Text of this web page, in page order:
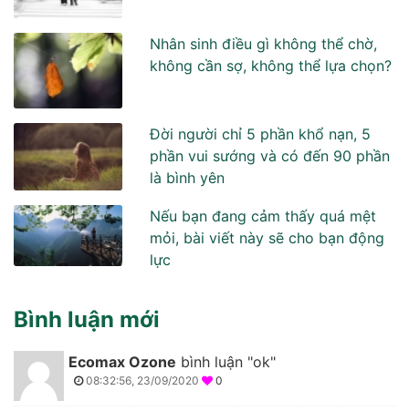
Nhân sinh điều gì không thể chờ,
không cần sợ, không thể lựa chọn?
Đời người chỉ 5 phần khổ nạn, 5
phần vui sướng và có đến 90 phần
là bình yên
Nếu bạn đang cảm thấy quá mệt
mỏi, bài viết này sẽ cho bạn động
lực
Bình luận mới
Ecomax Ozone bình luận "ok"
08:32:56, 23/09/2020 0